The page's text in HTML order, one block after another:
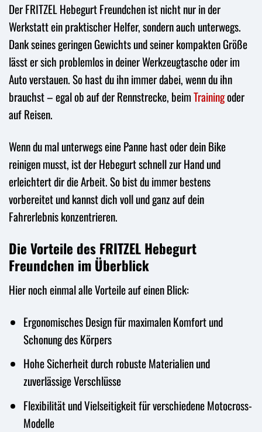
Der FRITZEL Hebegurt Freundchen ist nicht nur in der
Werkstatt ein praktischer Helfer, sondern auch unterwegs.
Dank seines geringen Gewichts und seiner kompakten Größe
lässt er sich problemlos in deiner Werkzeugtasche oder im
Auto verstauen. So hast du ihn immer dabei, wenn du ihn
brauchst – egal ob auf der Rennstrecke, beimTrainingoder
auf Reisen.
Wenn du mal unterwegs eine Panne hast oder dein Bike
reinigen musst, ist der Hebegurt schnell zur Hand und
erleichtert dir die Arbeit. So bist du immer bestens
vorbereitet und kannst dich voll und ganz auf dein
Fahrerlebnis konzentrieren.
Die Vorteile des FRITZEL Hebegurt
Freundchen im Überblick
Hier noch einmal alle Vorteile auf einen Blick:
Ergonomisches Design für maximalen Komfort und
Schonung des Körpers
Hohe Sicherheit durch robuste Materialien und
zuverlässige Verschlüsse
Flexibilität und Vielseitigkeit für verschiedene Motocross-
Modelle